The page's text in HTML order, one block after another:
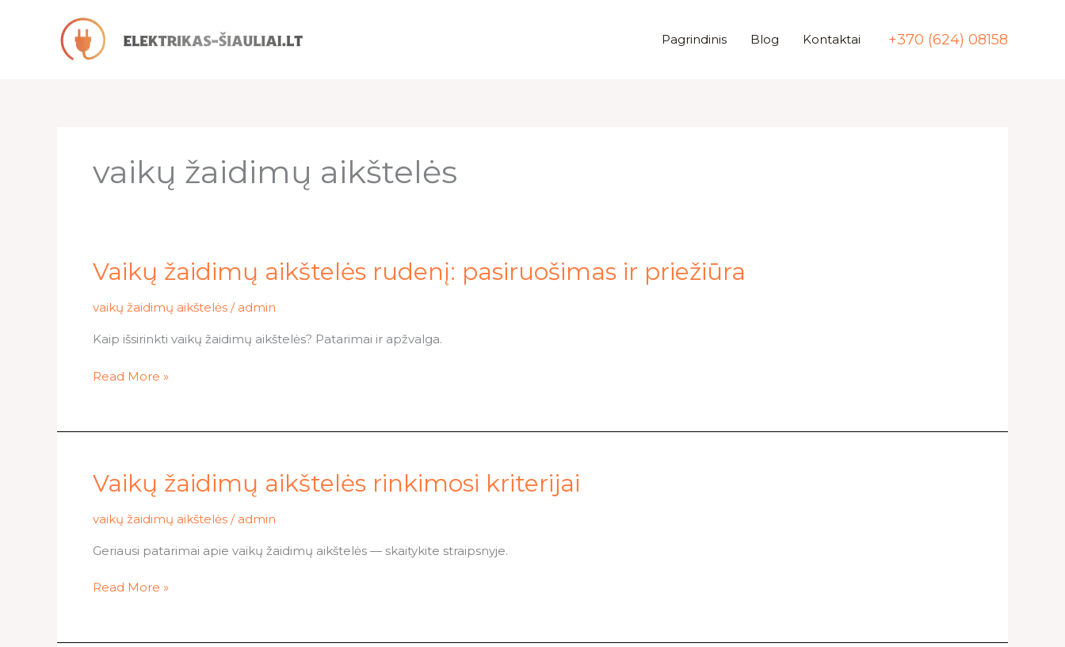
Pagrindinis Blog Kontaktai +370 (624) 08158
vaikų žaidimų aikštelės
Vaikų žaidimų aikštelės rudenį: pasiruošimas ir priežiūra
vaikų žaidimų aikštelės / admin
Kaip išsirinkti vaikų žaidimų aikštelės? Patarimai ir apžvalga.
Vaikų
žaidimų
aikštelės
pasiruošimas
priežiūra
Read More »
Vaikų žaidimų aikštelės rinkimosi kriterijai
vaikų žaidimų aikštelės / admin
Geriausi patarimai apie vaikų žaidimų aikštelės — skaitykite straipsnyje.
Vaikų
žaidimų
aikštelės
kriterijai
Read More »